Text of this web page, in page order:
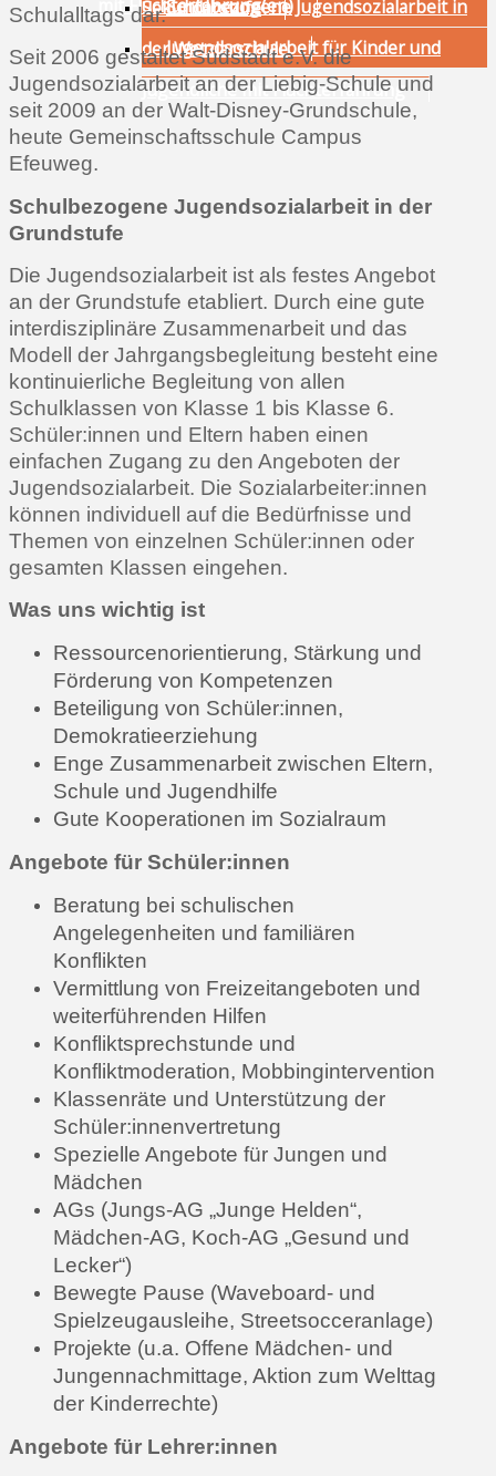
Sekundarstufe
Schulbezogene Jugendsozialarbeit in
der Wetzlarschule
Jugendsozialarbeit für Kinder und
Jugendliche mit Fluchterfahrung
mit Fluchterfahrung(en)
Schulalltags dar.
Seit 2006 gestaltet Südstadt e.V. die
Jugendsozialarbeit an derLiebig-Schuleund
seit 2009 an der Walt-Disney-Grundschule,
heute Gemeinschaftsschule Campus
Efeuweg.
Schulbezogene Jugendsozialarbeit in der
Grundstufe
Die Jugendsozialarbeit ist als festes Angebot
an der Grundstufe etabliert. Durch eine gute
interdisziplinäre Zusammenarbeit und das
Modell der Jahrgangsbegleitung besteht eine
kontinuierliche Begleitung von allen
Schulklassen von Klasse 1 bis Klasse 6.
Schüler:innen und Eltern haben einen
einfachen Zugang zu den Angeboten der
Jugendsozialarbeit. Die Sozialarbeiter:innen
können individuell auf die Bedürfnisse und
Themen von einzelnen Schüler:innen oder
gesamten Klassen eingehen.
Was uns wichtig ist
Ressourcenorientierung, Stärkung und
Förderung von Kompetenzen
Beteiligung von Schüler:innen,
Demokratieerziehung
Enge Zusammenarbeit zwischen Eltern,
Schule und Jugendhilfe
Gute Kooperationen im Sozialraum
Angebote für Schüler:innen
Beratung bei schulischen
Angelegenheiten und familiären
Konflikten
Vermittlung von Freizeitangeboten und
weiterführenden Hilfen
Konfliktsprechstunde und
Konfliktmoderation, Mobbingintervention
Klassenräte und Unterstützung der
Schüler:innenvertretung
Spezielle Angebote für Jungen und
Mädchen
AGs (Jungs-AG „Junge Helden“,
Mädchen-AG, Koch-AG „Gesund und
Lecker“)
Bewegte Pause (Waveboard- und
Spielzeugausleihe, Streetsocceranlage)
Projekte (u.a. Offene Mädchen- und
Jungennachmittage, Aktion zum Welttag
der Kinderrechte)
Angebote für Lehrer:innen